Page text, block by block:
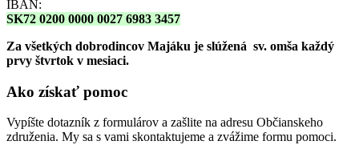
IBAN:
SK72 0200 0000 0027 6983 3457
Za všetkých dobrodincov Majáku je slúžená sv. omša každý
prvy štvrtok v mesiaci.
Ako získať pomoc
Vypíšte dotazník z formulárov a zašlite na adresu Občianskeho
združenia. My sa s vami skontaktujeme a zvážime formu pomoci.